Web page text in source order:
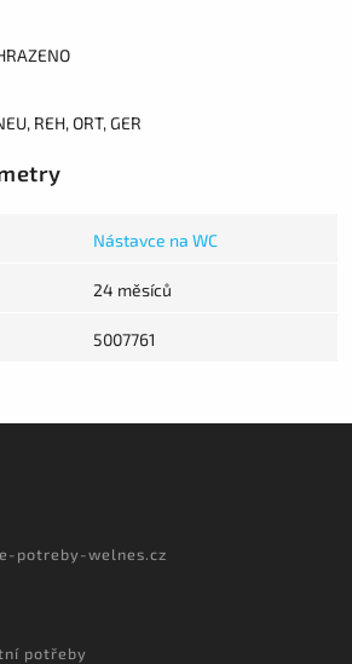
REH, ORT, GER
Nástavce na WC
24 měsíců
5007761
potreby-welnes.cz
potřeby